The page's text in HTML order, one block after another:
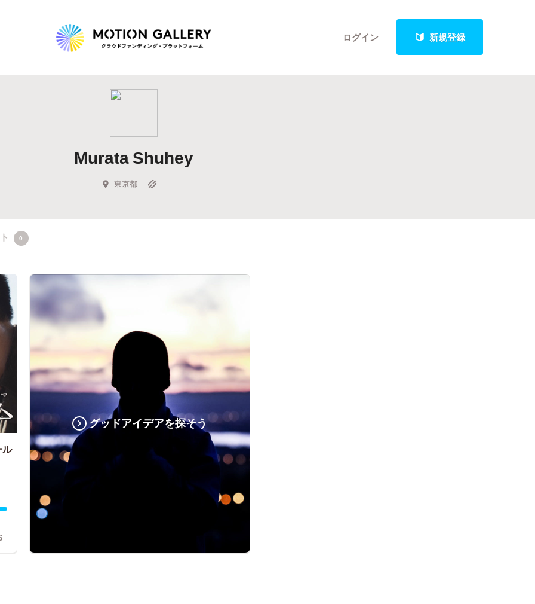
ログイン 新規登録
Highlight
Feature
キュレーターから探す
Murata Shuhey
東京都
0
グッドアイデアを探そう